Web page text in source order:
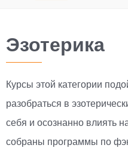
Эзотерика
Курсы этой категории
разобраться в
себя и осознанно влиять
собраны программы по